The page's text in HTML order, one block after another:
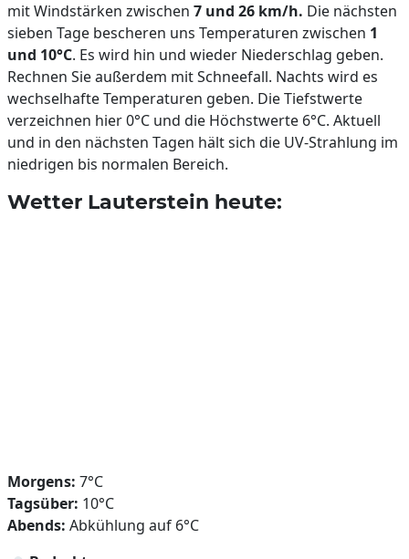
mit Windstärken zwischen 7 und 26 km/h. Die nächsten
sieben Tage bescheren uns Temperaturen zwischen 1
und 10°C. Es wird hin und wieder Niederschlag geben.
Rechnen Sie außerdem mit Schneefall. Nachts wird es
wechselhafte Temperaturen geben. Die Tiefstwerte
verzeichnen hier 0°C und die Höchstwerte 6°C. Aktuell
und in den nächsten Tagen hält sich die UV-Strahlung im
niedrigen bis normalen Bereich.
Wetter Lauterstein heute:
Morgens: 7°C
Tagsüber: 10°C
Abends: Abkühlung auf 6°C